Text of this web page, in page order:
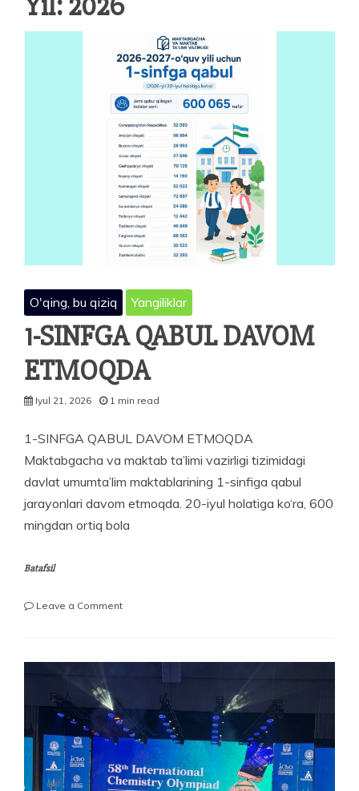
O'qing, bu qiziq Yangiliklar
1-SINFGA QABUL DAVOM
ETMOQDA
Iyul 21, 2026 1 min read
1-SINFGA QABUL DAVOM ETMOQDA
Maktabgacha va maktab ta’limi vazirligi tizimidagi
davlat umumta’lim maktablarining 1-sinfiga qabul
jarayonlari davom etmoqda. 20-iyul holatiga ko‘ra, 600
mingdan ortiq bola
Batafsil
Leave a Commenton
ETMOQDA